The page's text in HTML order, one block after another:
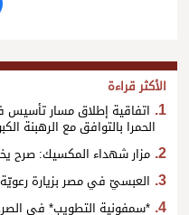
الأكثر قراءة
اتفاقية إطلاق مسار تأسيس
الحمرا بالتوافق مع الرهبنة
مزار شهداء المكسيك: صرح
العبسيّ في مصر بزيارة رعويّة
*سمفونية التطويب* في